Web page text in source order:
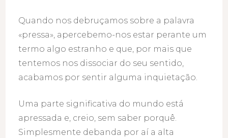
Quando nos debruçamos sobre a palavra
«pressa», apercebemo-nos estar perante um
termo algo estranho e que, por mais que
tentemos nos dissociar do seu sentido,
acabamos por sentir alguma inquietação.
Uma parte significativa do mundo está
apressada e, creio, sem saber porquê.
Simplesmente debanda por aí a alta